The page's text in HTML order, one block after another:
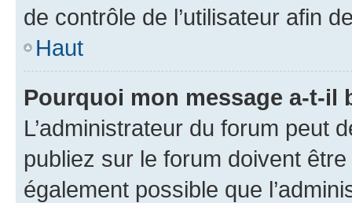
de contrôle de l’utilisateur afin
Haut
Pourquoi mon message a-t-il
L’administrateur du forum peut
publiez sur le forum doivent
également possible que